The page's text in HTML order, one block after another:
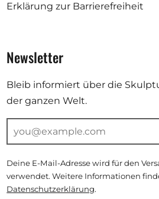
Erklärung zur Barrierefreiheit
Newsletter
Bleib informiert über die
der ganzen Welt.
Deine E-Mail-Adresse wird für den
verwendet. Weitere Informationen
Datenschutzerklärung.